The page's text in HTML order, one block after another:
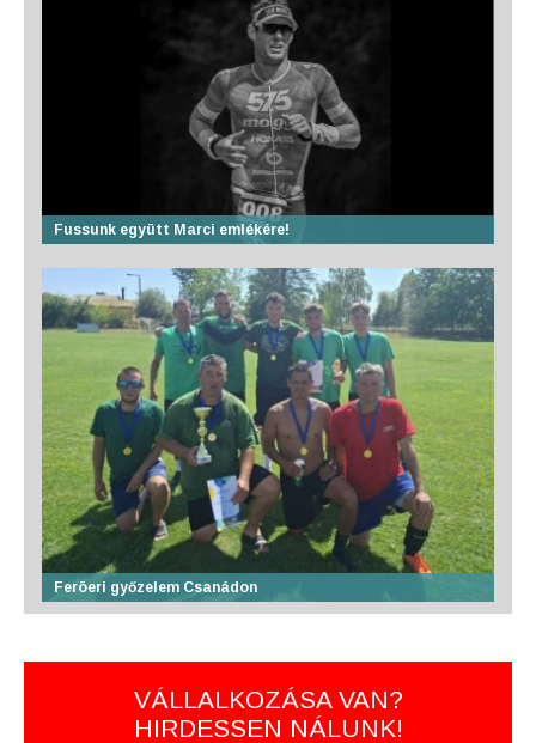
Fussunk együtt Marci emlékére!
Feröeri győzelem Csanádon
VÁLLALKOZÁSA VAN?
HIRDESSEN NÁLUNK!